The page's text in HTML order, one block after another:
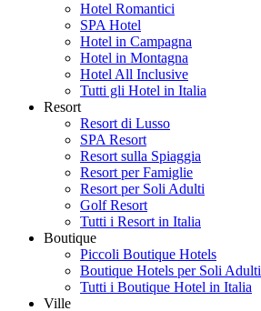
Hotel Romantici
SPA Hotel
Hotel in Campagna
Hotel in Montagna
Hotel All Inclusive
Tutti gli Hotel in Italia
Resort
Resort di Lusso
SPA Resort
Resort sulla Spiaggia
Resort per Famiglie
Resort per Soli Adulti
Golf Resort
Tutti i Resort in Italia
Boutique
Piccoli Boutique Hotels
Boutique Hotels per Soli Adulti
Tutti i Boutique Hotel in Italia
Ville